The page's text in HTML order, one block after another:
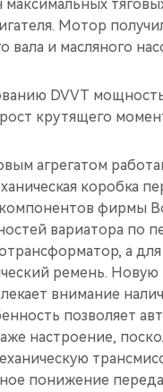
максимальных
Мотор
вала и масляного
DVVT
крутящего
агрегатом
коробка
компонентов фирмы
вариатора по
а
ремень.
внимание
позволяет
настроение,
понижение